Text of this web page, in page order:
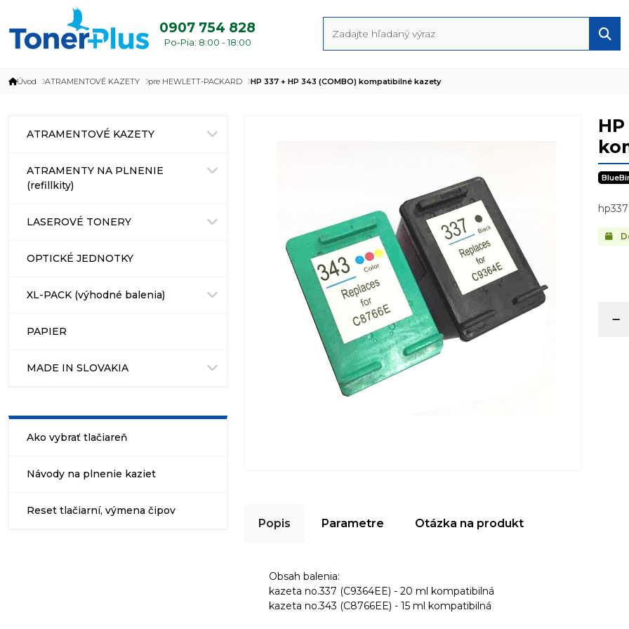
0907 754 828
Po-Pia: 8:00 - 18:00
Úvod ATRAMENTOVÉ KAZETY pre HEWLETT-PACKARD HP 337 + HP 343 (COMBO) kompatibilné kazety
ATRAMENTOVÉ KAZETY
ATRAMENTY NA PLNENIE
(refillkity)
LASEROVÉ TONERY
OPTICKÉ JEDNOTKY
XL-PACK (výhodné balenia)
PAPIER
MADE IN SLOVAKIA
Ako vybrať tlačiareň
Návody na plnenie kaziet
Reset tlačiarní, výmena čipov
Popis Parametre Otázka na produkt
Obsah balenia:
kazeta no.337 (C9364EE) - 20 ml kompatibilná
kazeta no.343 (C8766EE) - 15 ml kompatibilná